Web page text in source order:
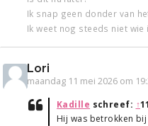
Ik snap geen donder van
Ik weet nog steeds niet wie
Lori
maandag 11 mei 2026 om
Kadille schreef: ↑
Hij was betrokken